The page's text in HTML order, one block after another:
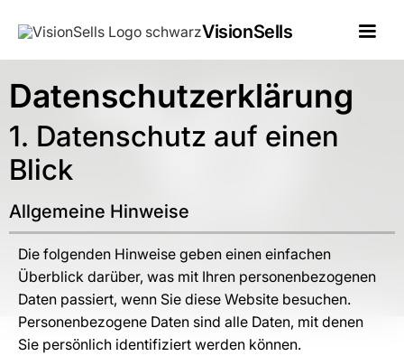
VisionSells
Datenschutz­erklärung
1. Datenschutz auf einen
Blick
Allgemeine Hinweise
Die folgenden Hinweise geben einen einfachen
Überblick darüber, was mit Ihren personenbezogenen
Daten passiert, wenn Sie diese Website besuchen.
Personenbezogene Daten sind alle Daten, mit denen
Sie persönlich identifiziert werden können.